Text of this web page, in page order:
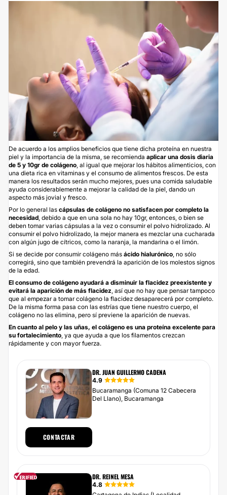
De acuerdo a los amplios beneficios que tiene dicha proteína en nuestra
piel y la importancia de la misma, se recomienda aplicar una dosis diaria
de 5 y 10gr de colágeno, al igual que mejorar los hábitos alimenticios, con
una dieta rica en vitaminas y el consumo de alimentos frescos. De esta
manera los resultados serán mucho mejores, pues una comida saludable
ayuda considerablemente a mejorar la calidad de la piel, dando un
aspecto más jovial y fresco.
Por lo general las cápsulas de colágeno no satisfacen por completo la
necesidad, debido a que en una sola no hay 10gr, entonces, o bien se
deben tomar varias cápsulas a la vez o consumir el polvo hidrolizado. Al
consumir el polvo hidrolizado, la mejor manera es mezclar una cucharada
con algún jugo de cítricos, como la naranja, la mandarina o el limón.
Si se decide por consumir colágeno más ácido hialurónico, no sólo
corregirá, sino que también prevendrá la aparición de los molestos signos
de la edad.
El consumo de colágeno ayudará a disminuir la flacidez preexistente y
evitará la aparición de más flacidez, así que no hay que pensar tampoco
que al empezar a tomar colágeno la flacidez desaparecerá por completo.
De la misma forma pasa con las estrías que tiene nuestro cuerpo, el
colágeno no las elimina, pero sí previene la aparición de nuevas.
En cuanto al pelo y las uñas, el colágeno es una proteína excelente para
su fortalecimiento, ya que ayuda a que los filamentos crezcan
rápidamente y con mayor fuerza.
DR. JUAN GUILLERMO CADENA
4.9
Bucaramanga (Comuna 12 Cabecera
Del Llano), Bucaramanga
CONTACTAR
DR. REINEL MESA
4.8